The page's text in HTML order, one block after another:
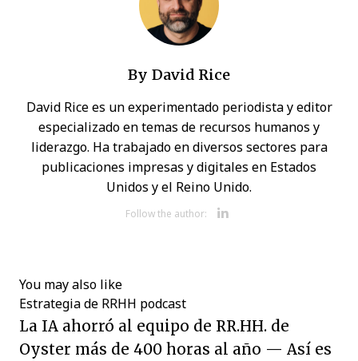
By David Rice
David Rice es un experimentado periodista y editor
especializado en temas de recursos humanos y
liderazgo. Ha trabajado en diversos sectores para
publicaciones impresas y digitales en Estados
Unidos y el Reino Unido.
Follow the author:
You may also like
Estrategia de RRHH podcast
La IA ahorró al equipo de RR.HH. de
Oyster más de 400 horas al año — Así es